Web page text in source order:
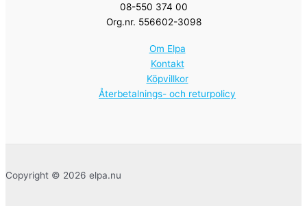
08-550 374 00
Org.nr. 556602-3098
Om Elpa
Kontakt
Köpvillkor
Återbetalnings- och returpolicy
Copyright © 2026 elpa.nu